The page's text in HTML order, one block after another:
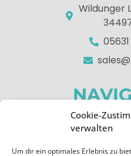
Cookie-
verwalten
Um dir ein optimales Erlebnis zu
Wildunger